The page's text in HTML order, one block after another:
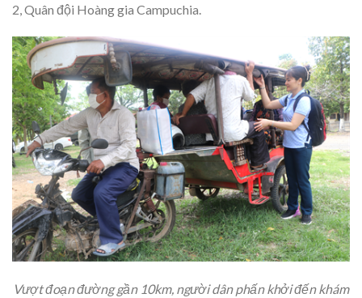
2, Quân đội Hoàng gia Campuchia.
Vượt đoạn đường gần 10km, người dân phấn khởi đến khám